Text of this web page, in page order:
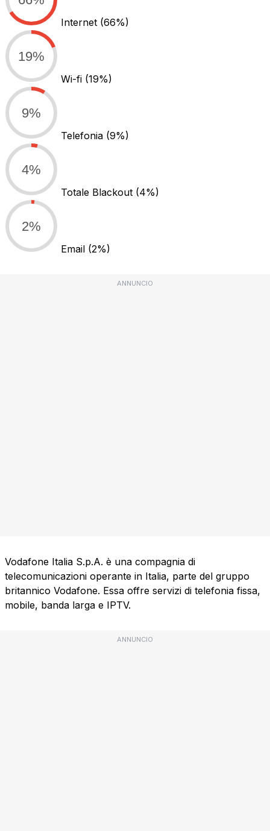
Internet (66%)
19%
Wi-fi (19%)
9%
Telefonia (9%)
4%
Totale Blackout (4%)
2%
Email (2%)
ANNUNCIO
Vodafone Italia S.p.A. è una compagnia di
telecomunicazioni operante in Italia, parte del gruppo
britannico Vodafone. Essa offre servizi di telefonia fissa,
mobile, banda larga e IPTV.
ANNUNCIO